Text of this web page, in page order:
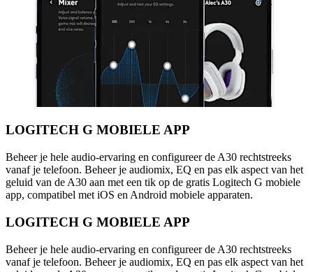
LOGITECH G MOBIELE APP
Beheer je hele audio-ervaring en configureer de A30 rechtstreeks
vanaf je telefoon. Beheer je audiomix, EQ en pas elk aspect van het
geluid van de A30 aan met een tik op de gratis Logitech G mobiele
app, compatibel met iOS en Android mobiele apparaten.
LOGITECH G MOBIELE APP
Beheer je hele audio-ervaring en configureer de A30 rechtstreeks
vanaf je telefoon. Beheer je audiomix, EQ en pas elk aspect van het